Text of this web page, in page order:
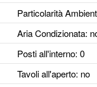
Particolarità
Aria Condizionata:
Posti all'interno: 0
Tavoli all'aperto: no